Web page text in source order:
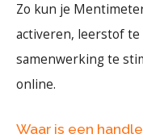
Zo kun je
activeren, leerstof
samenwerking te
online.
Waar is een